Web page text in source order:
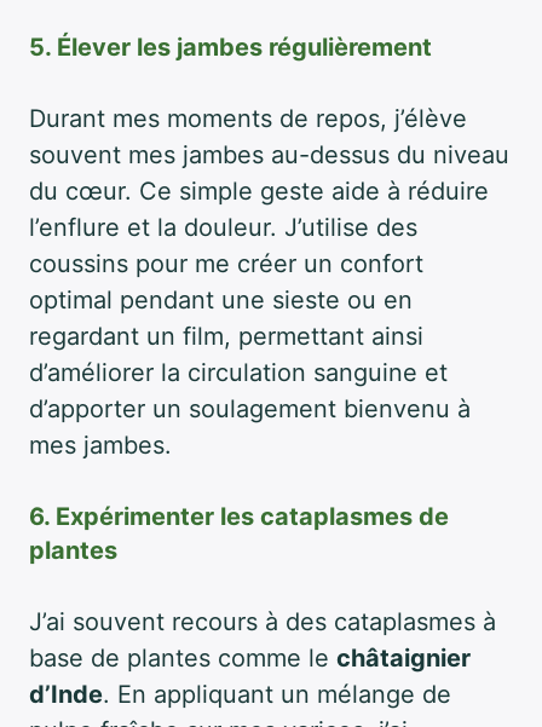
5. Élever les jambes régulièrement
Durant mes moments de repos, j’élève
souvent mes jambes au-dessus du niveau
du cœur. Ce simple geste aide à réduire
l’enflure et la douleur. J’utilise des
coussins pour me créer un confort
optimal pendant une sieste ou en
regardant un film, permettant ainsi
d’améliorer la circulation sanguine et
d’apporter un soulagement bienvenu à
mes jambes.
6. Expérimenter les cataplasmes de
plantes
J’ai souvent recours à des cataplasmes à
base de plantes comme le châtaignier
d’Inde. En appliquant un mélange de